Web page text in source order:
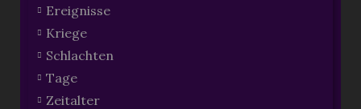
Ereignisse
Kriege
Schlachten
Tage
Zeitalter